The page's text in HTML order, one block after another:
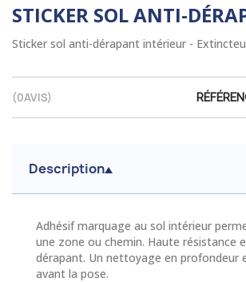
STICKER SOL ANTI-
Sticker sol anti-dérapant intérieur -
(0AVIS)
Description
Adhésif marquage au sol intérieur
une zone ou chemin. Haute résistance
dérapant. Un nettoyage en profondeur
avant la pose.